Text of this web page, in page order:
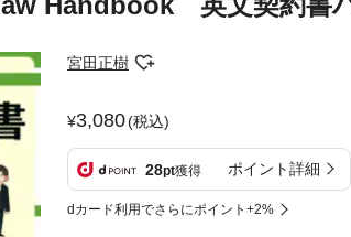
宮田正樹
3,080(税込)
28pt獲得 ポイント詳細
dカード利用でさらにポイント+2%